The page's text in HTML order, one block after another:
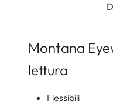
Montana
lettura
Flessibili